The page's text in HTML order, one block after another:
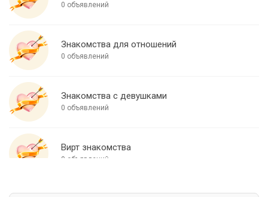
0 объявлений
Знакомства для отношений
0 объявлений
Знакомства с девушками
0 объявлений
Вирт знакомства
0 объявлений